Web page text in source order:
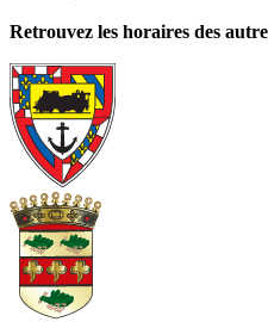
Retrouvez les horaires des